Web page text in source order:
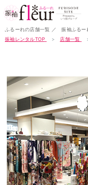
ふるーれの店舗一覧 ／ 振袖ふる
振袖レンタルTOP
店舗一覧